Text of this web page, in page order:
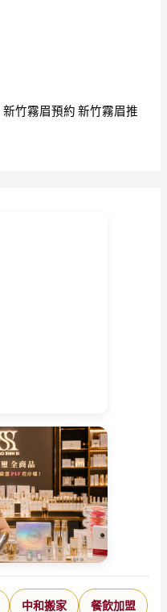
新竹霧眉預約 新竹霧眉推
中和搬家 餐飲加盟